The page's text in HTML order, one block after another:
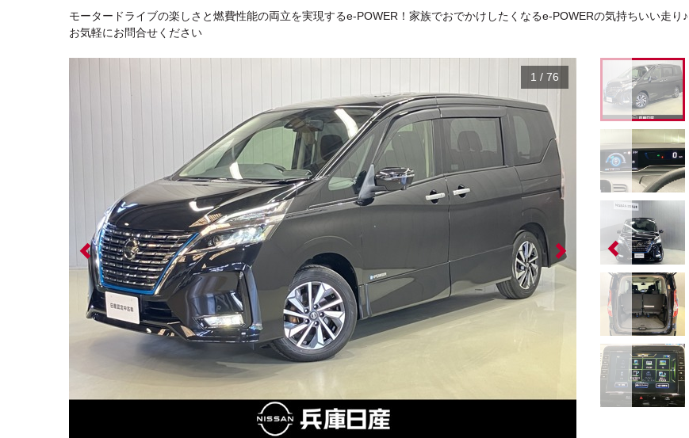
モータードライブの楽しさと燃費性能の両立を実現するe-POWER！家族でおでかけしたくなるe-POWERの気持ちいい走り♪
お気軽にお問合せください
1 / 76